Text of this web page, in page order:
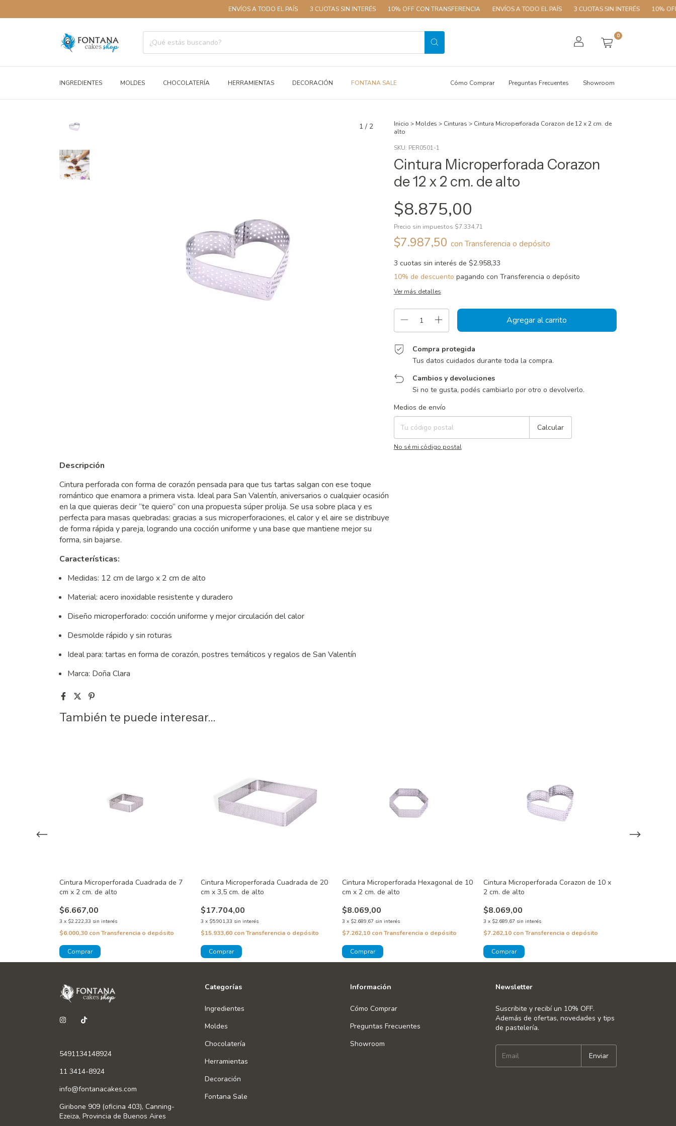
ENVÍOS A TODO EL PAÍS 3 CUOTAS SIN INTERÉS 10% OFF CON TRANSFERENCIA ENVÍOS A TODO EL PAÍS 3 CUOTAS SIN INTERÉS 10% OFF
0
INGREDIENTES MOLDES CHOCOLATERÍA HERRAMIENTAS DECORACIÓN FONTANA SALE Cómo Comprar Preguntas Frecuentes Showroom
1 / 2 Inicio > Moldes > Cinturas > Cintura Microperforada Corazon de 12 x 2 cm. de
alto
SKU: PER0501-1
Cintura Microperforada Corazon
de 12 x 2 cm. de alto
$8.875,00
Precio sin impuestos $7.334,71
$7.987,50 con Transferencia o depósito
3 cuotas sin interés de $2.958,33
10% de descuento pagando con Transferencia o depósito
Ver más detalles
Compra protegida
Tus datos cuidados durante toda la compra.
Cambios y devoluciones
Si no te gusta, podés cambiarlo por otro o devolverlo.
Entregas para el CP:
Medios de envío
Calcular
No sé mi código postal
Descripción
Cintura perforada con forma de corazón pensada para que tus tartas salgan con ese toque
romántico que enamora a primera vista. Ideal para San Valentín, aniversarios o cualquier ocasión
en la que quieras decir “te quiero” con una propuesta súper prolija. Se usa sobre placa y es
perfecta para masas quebradas: gracias a sus microperforaciones, el calor y el aire se distribuye
de forma rápida y pareja, logrando una cocción uniforme y una base que mantiene mejor su
forma, sin bajarse.
Características:
Medidas: 12 cm de largo x 2 cm de alto
Material: acero inoxidable resistente y duradero
Diseño microperforado: cocción uniforme y mejor circulación del calor
Desmolde rápido y sin roturas
Ideal para: tartas en forma de corazón, postres temáticos y regalos de San Valentín
Marca: Doña Clara
También te puede interesar...
Cintura Microperforada Cuadrada de 7
cm x 2 cm. de alto
$6.667,00
3 x $2.222,33 sin interés
$6.000,30 conTransferencia o depósito
Cintura Microperforada Cuadrada de 20
cm x 3,5 cm. de alto
$17.704,00
3 x $5.901,33 sin interés
$15.933,60 conTransferencia o depósito
Cintura Microperforada Hexagonal de 10
cm x 2 cm. de alto
$8.069,00
3 x $2.689,67 sin interés
$7.262,10 conTransferencia o depósito
Cintura Microperforada Corazon de 10 x
2 cm. de alto
$8.069,00
3 x $2.689,67 sin interés
$7.262,10 conTransferencia o depósito
5491134148924
11 3414-8924
info@fontanacakes.com
Giribone 909 (oficina 403), Canning-
Ezeiza, Provincia de Buenos Aires
Categorías
Ingredientes
Moldes
Chocolatería
Herramientas
Decoración
Fontana Sale
Información
Cómo Comprar
Preguntas Frecuentes
Showroom
Newsletter
Suscribite y recibí un 10% OFF.
Además de ofertas, novedades y tips
de pastelería.